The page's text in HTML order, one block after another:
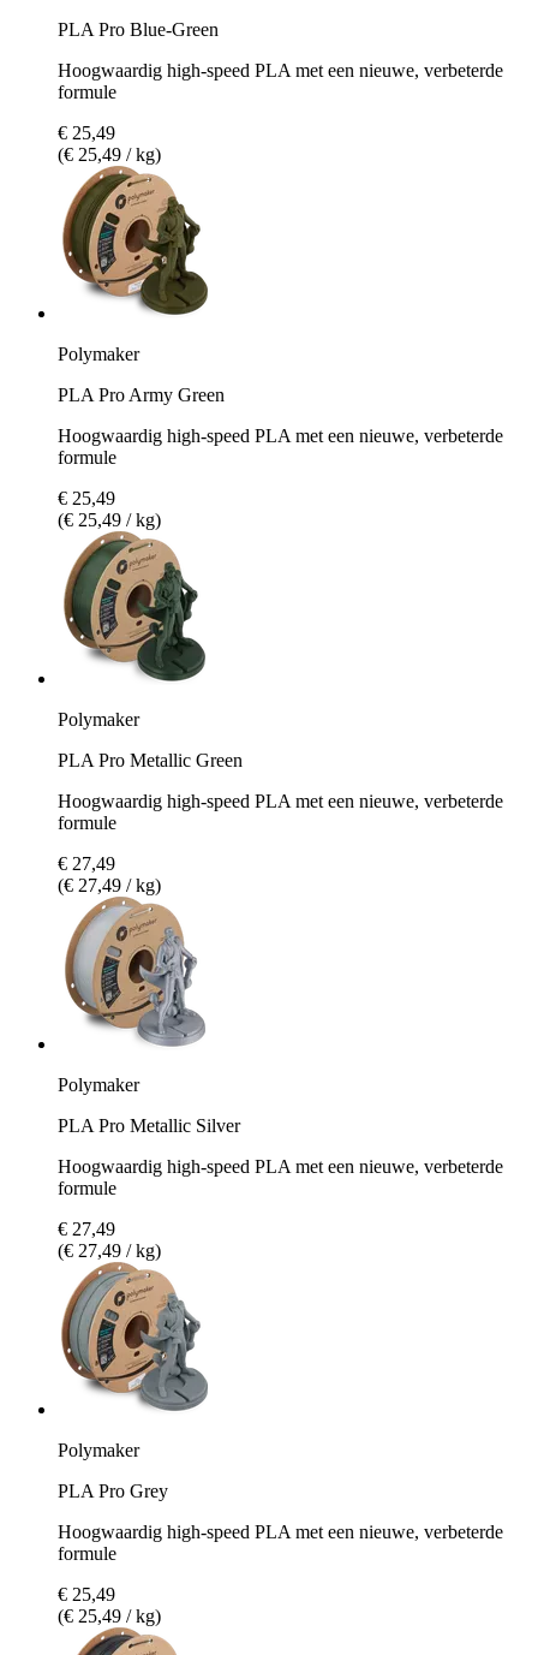
PLA Pro Blue-Green
Hoogwaardig high-speed PLA met een nieuwe, verbeterde
formule
€ 25,49
(€ 25,49 / kg)
Polymaker
PLA Pro Army Green
Hoogwaardig high-speed PLA met een nieuwe, verbeterde
formule
€ 25,49
(€ 25,49 / kg)
Polymaker
PLA Pro Metallic Green
Hoogwaardig high-speed PLA met een nieuwe, verbeterde
formule
€ 27,49
(€ 27,49 / kg)
Polymaker
PLA Pro Metallic Silver
Hoogwaardig high-speed PLA met een nieuwe, verbeterde
formule
€ 27,49
(€ 27,49 / kg)
Polymaker
PLA Pro Grey
Hoogwaardig high-speed PLA met een nieuwe, verbeterde
formule
€ 25,49
(€ 25,49 / kg)